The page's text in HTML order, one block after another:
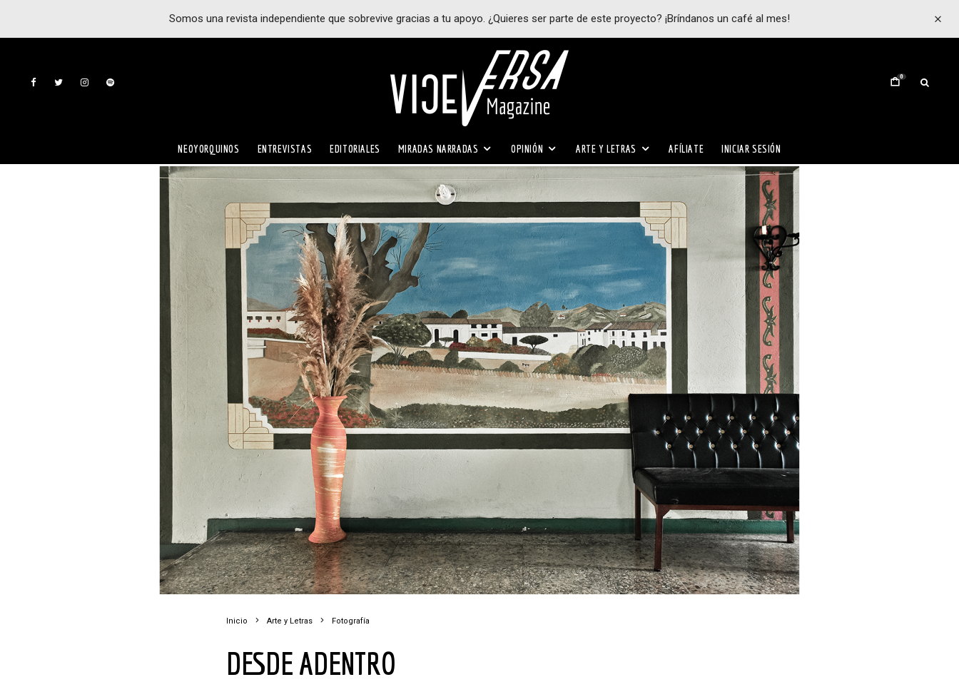
Somos una revista independiente que sobrevive gracias a tu apoyo. ¿Quieres ser parte de este proyecto? ¡Bríndanos un café al mes!
0
NEOYORQUINOS ENTREVISTAS EDITORIALES MIRADAS NARRADAS OPINIÓN ARTE Y LETRAS AFÍLIATE INICIAR SESIÓN
Inicio Arte y Letras Fotografía
DESDE ADENTRO